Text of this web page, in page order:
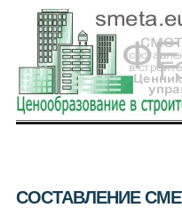
СОСТАВЛЕНИЕ